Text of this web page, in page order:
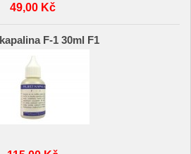
49,00 Kč
F-1 30ml F1